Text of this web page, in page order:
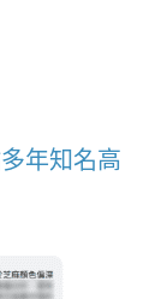
年知名高